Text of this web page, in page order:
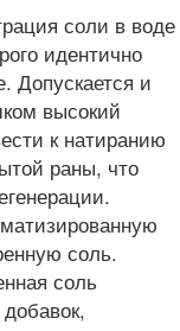
соли в воде
идентично
Допускается и
высокий
к натиранию
раны, что
соль.
соль